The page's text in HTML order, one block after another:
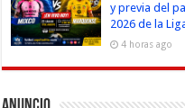
y previa del
2026 de la
4 horas ago